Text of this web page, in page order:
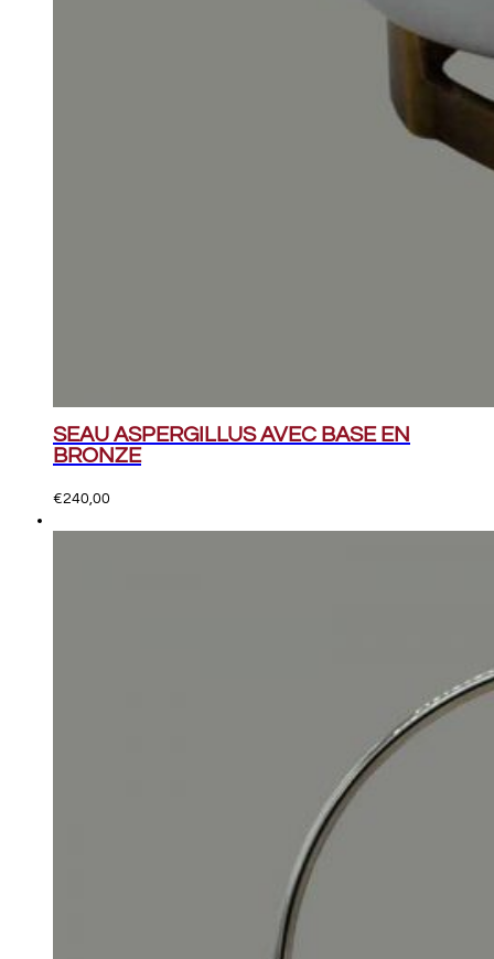
SEAU ASPERGILLUS AVEC BASE EN
BRONZE
€240,00